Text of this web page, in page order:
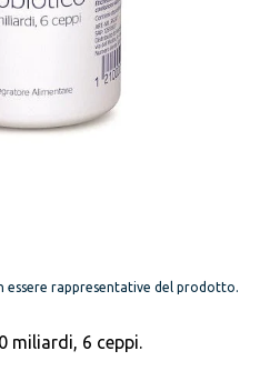
essere rappresentative del prodotto.
miliardi, 6 ceppi.